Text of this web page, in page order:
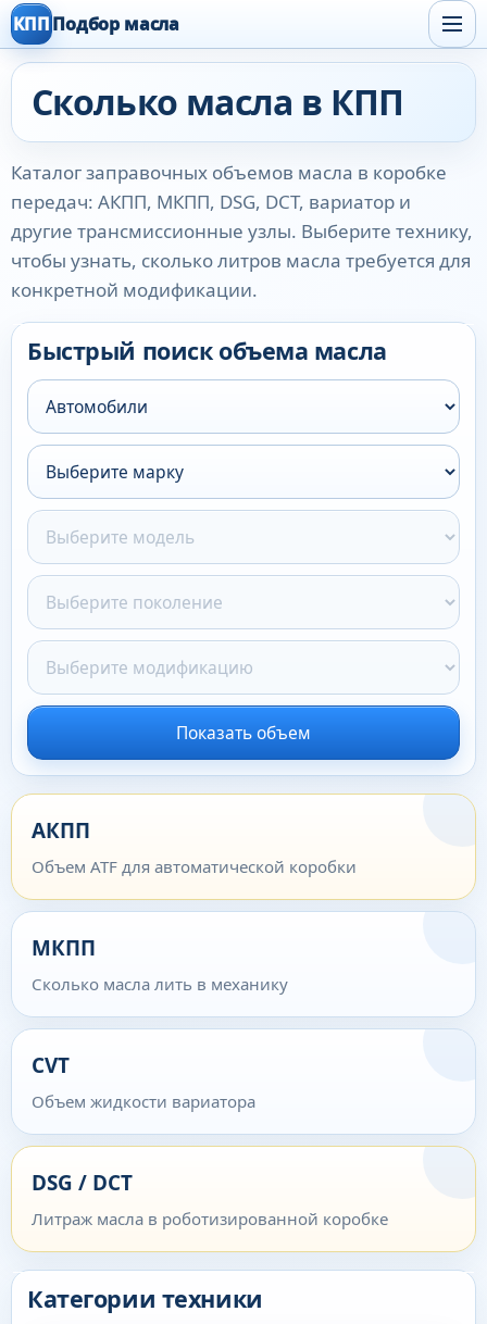
КПППодбор масла
Сколько масла в КПП
Каталог заправочных объемов масла в коробке
передач: АКПП, МКПП, DSG, DCT, вариатор и
другие трансмиссионные узлы. Выберите технику,
чтобы узнать, сколько литров масла требуется для
конкретной модификации.
Быстрый поиск объема масла
Показать объем
АКПП
Объем ATF для автоматической коробки
МКПП
Сколько масла лить в механику
CVT
Объем жидкости вариатора
DSG / DCT
Литраж масла в роботизированной коробке
Категории техники